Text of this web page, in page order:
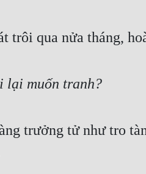
trôi qua nửa tháng,
lại muốn tranh?
trưởng tử như tro